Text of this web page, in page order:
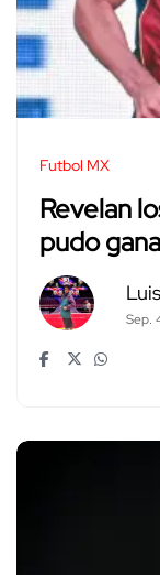
Futbol MX
Revelan
pudo
Sep.